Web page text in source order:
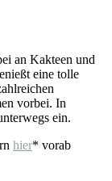
an Kakteen und
eine tolle
vorbei. In
ein.
hier* vorab